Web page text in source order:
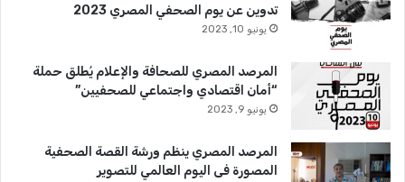
تدوين عن يوم الصحفي المصري 2023
يونيو 10, 2023
المرصد المصري للصحافة والإعلام يُطلق حملة
“أمان اقتصادي واجتماعي للصحفيين”
يونيو 9, 2023
المرصد المصري ينظم ورشة القصة الصحفية
المصورة فى اليوم العالمي للتصوير